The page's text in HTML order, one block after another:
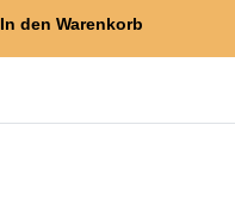
In den Warenkorb